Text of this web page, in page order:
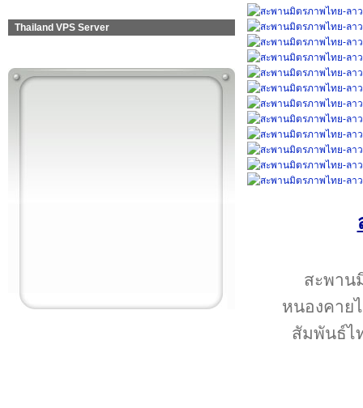
Thailand VPS Server
สะพาน
หนองคาย
สัมพันธ์ไ